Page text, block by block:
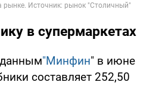
в супермаркетах
"Минфин" в июне
составляет 252,50